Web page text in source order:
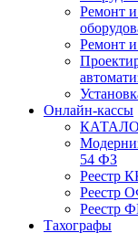
Ремонт
Ремонт
Онлайн-кассы
54 ФЗ
Реестр
Реестр
Реестр
Тахографы